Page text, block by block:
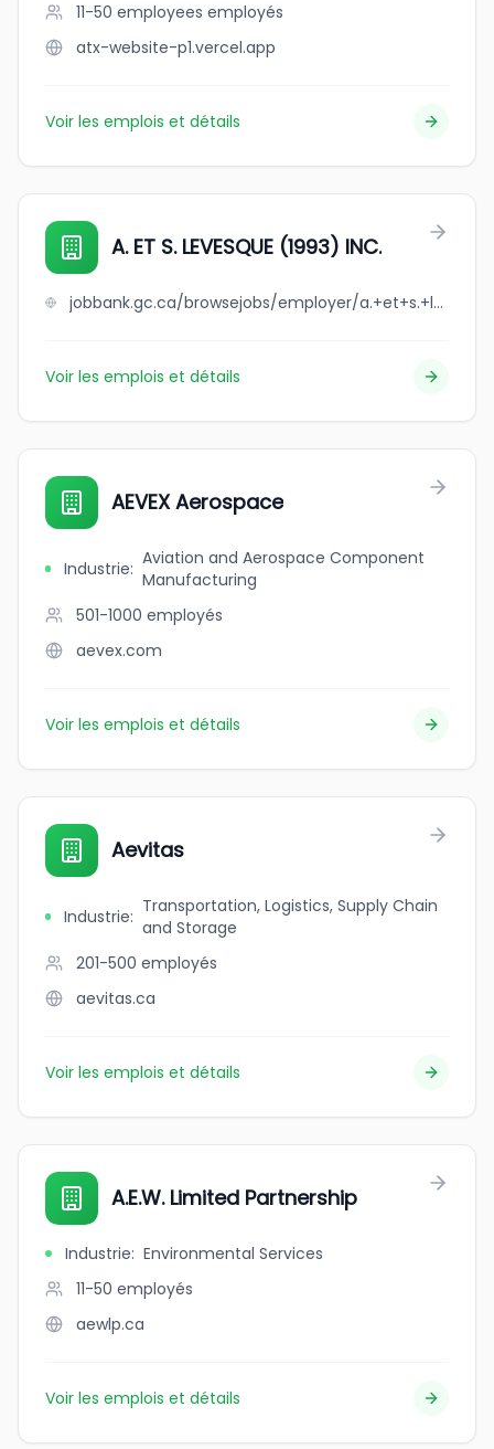
11-50 employees employés
atx-website-p1.vercel.app
Voir les emplois et détails
A. ET S. LEVESQUE (1993) INC.
jobbank.gc.ca/browsejobs/employer/a.+et+s.+levesque+%281993%29+inc./ca
Voir les emplois et détails
AEVEX Aerospace
Industrie: Aviation and Aerospace Component
Manufacturing
501-1000 employés
aevex.com
Voir les emplois et détails
Aevitas
Industrie: Transportation, Logistics, Supply Chain
and Storage
201-500 employés
aevitas.ca
Voir les emplois et détails
A.E.W. Limited Partnership
Industrie: Environmental Services
11-50 employés
aewlp.ca
Voir les emplois et détails